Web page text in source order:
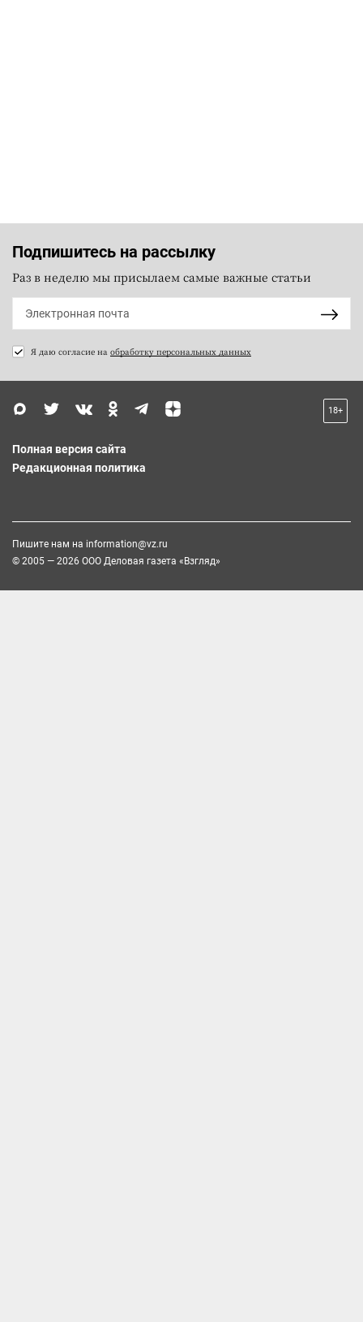
Подпишитесь на рассылку
Раз в неделю мы присылаем самые важные статьи
Я даю согласие на обработку персональных данных
18+
Полная версия сайта
Редакционная политика
Пишите нам на information@vz.ru
© 2005 — 2026 ООО Деловая газета «Взгляд»